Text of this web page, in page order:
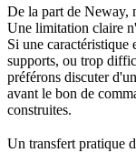
De la part de Neway,
Une limitation claire
Si une caractéristique
supports, ou trop
préférons discuter
avant le bon de
construites.
Un transfert pratique